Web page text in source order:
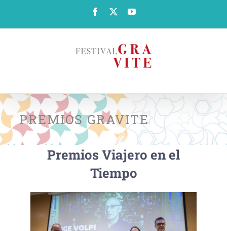
Facebook YouTube
PREMIOS GRAVITE
Premios Viajero en el
Tiempo